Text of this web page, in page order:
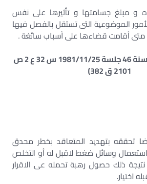
و مبلغ جسامتها و تأثيرها على نفس
الموضوعية التى تستقل بالفصل فيها
أقامت قضاءها على أسباب سائغة .
(الطعن رقم 964 لسنة 46 جلسة 1981/11/25 س 32 ع 2 ص
2101 ق 382)
تحققه بتهديد المتعاقد بخطر محدق
وسائل ضغط لاقبل له أو التخلص
ذلك حصول رهبة تحمله عى الاقرار
اختيار.